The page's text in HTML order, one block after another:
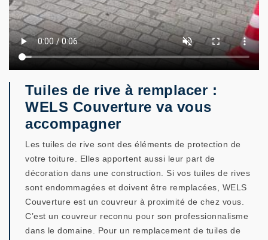
Tuiles de rive à remplacer :
WELS Couverture va vous
accompagner
Les tuiles de rive sont des éléments de protection de
votre toiture. Elles apportent aussi leur part de
décoration dans une construction. Si vos tuiles de rives
sont endommagées et doivent être remplacées, WELS
Couverture est un couvreur à proximité de chez vous.
C’est un couvreur reconnu pour son professionnalisme
dans le domaine. Pour un remplacement de tuiles de